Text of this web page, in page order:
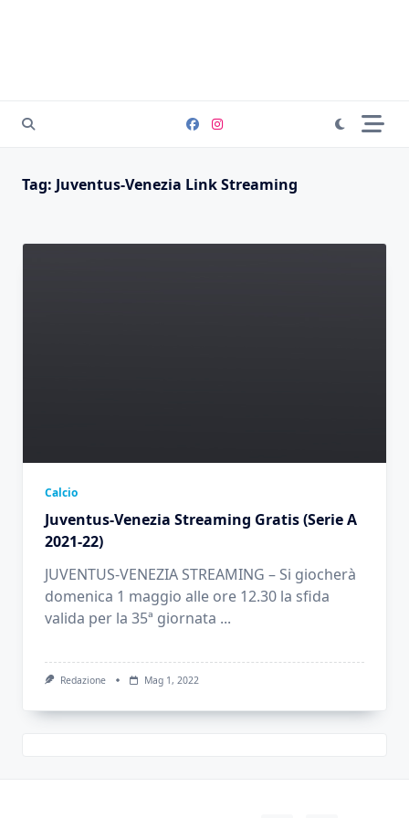
Tag: Juventus-Venezia Link Streaming
Calcio
Juventus-Venezia Streaming Gratis (Serie A
2021-22)
JUVENTUS-VENEZIA STREAMING – Si giocherà
domenica 1 maggio alle ore 12.30 la sfida
valida per la 35ª giornata ...
Redazione Mag 1, 2022